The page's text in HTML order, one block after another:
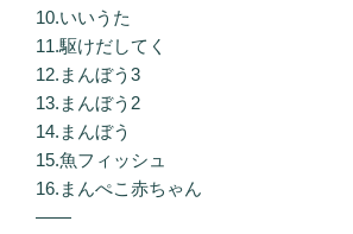
10.いいうた
11.駆けだしてく
12.まんぼう3
13.まんぼう2
14.まんぼう
15.魚フィッシュ
16.まんぺこ赤ちゃん
——